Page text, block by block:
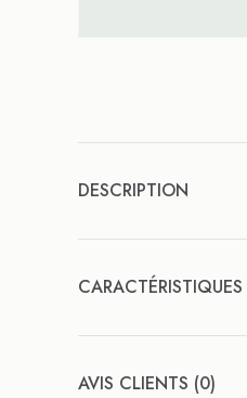
DESCRIPTION
AVIS CLIENTS (0)